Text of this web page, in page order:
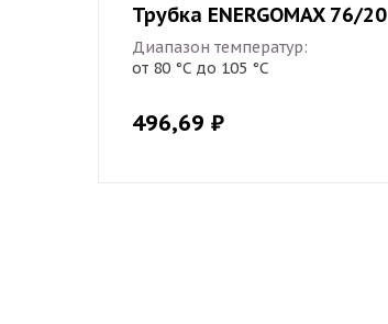
Трубка ENERGOMAX 76/20
Диапазон температур:
от 80 °С до 105 °С
496,69 ₽